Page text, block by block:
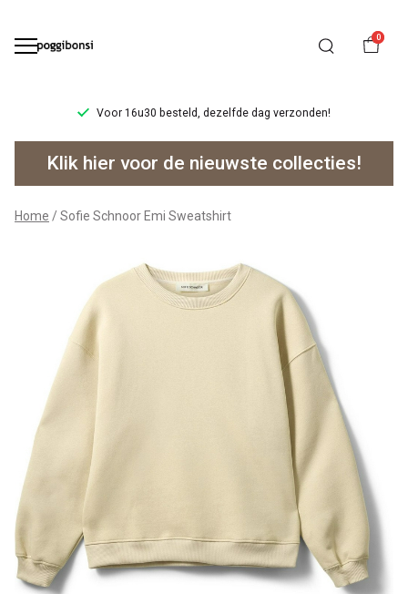
0
Voor 16u30 besteld, dezelfde dag verzonden!
Sofie
Schnoor
Emi
Sweatshirt
Poggibonsi
Klik hier voor de nieuwste collecties!
Home Sofie Schnoor Emi Sweatshirt